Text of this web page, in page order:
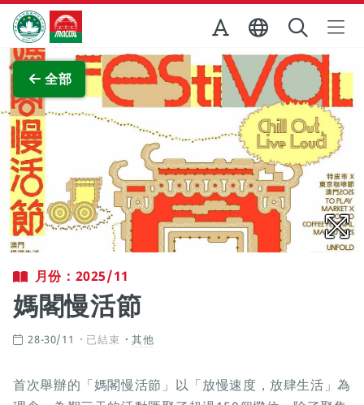
跳至主内容
澳門特別行政區政府旅遊局
全部
查看原圖
月份：2025/11
媽閣慢活節
28-30/11 已結束 其他
首次舉辦的「媽閣慢活節」以「放慢速度，放肆生活」為